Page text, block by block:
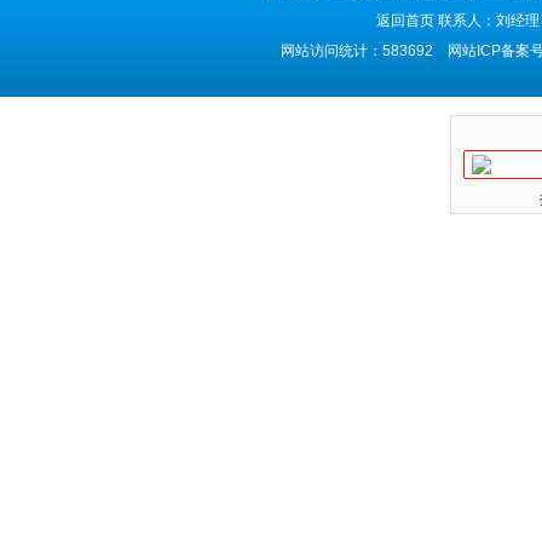
返回首页 联系人：刘经
网站访问统计：583692 网站ICP备案